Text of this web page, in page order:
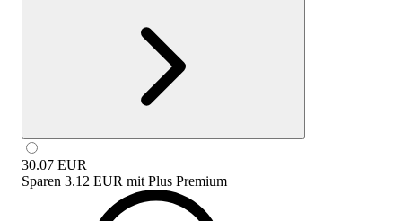
30.07 EUR
Sparen 3.12 EUR mit Plus Premium